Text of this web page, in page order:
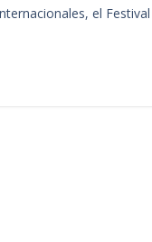
el